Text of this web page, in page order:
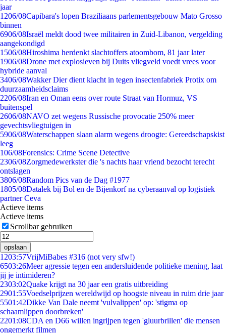
jaar
1206/08Capibara's lopen Braziliaans parlementsgebouw Mato Grosso
binnen
6906/08Israël meldt dood twee militairen in Zuid-Libanon, vergelding
aangekondigd
1506/08Hiroshima herdenkt slachtoffers atoombom, 81 jaar later
1906/08Drone met explosieven bij Duits vliegveld voedt vrees voor
hybride aanval
3406/08Wakker Dier dient klacht in tegen insectenfabriek Protix om
duurzaamheidsclaims
2206/08Iran en Oman eens over route Straat van Hormuz, VS
buitenspel
2606/08NAVO zet wegens Russische provocatie 250% meer
gevechtsvliegtuigen in
5906/08Waterschappen slaan alarm wegens droogte: Gereedschapskist
leeg
106/08Forensics: Crime Scene Detective
2306/08Zorgmedewerkster die 's nachts haar vriend bezocht terecht
ontslagen
3806/08Random Pics van de Dag #1977
1805/08Datalek bij Bol en de Bijenkorf na cyberaanval op logistiek
partner Ceva
Actieve items
Actieve items
Scrollbar gebruiken
opslaan
1203:57VrijMiBabes #316 (not very sfw!)
6503:26Meer agressie tegen een andersluidende politieke mening, laat
jij je intimideren?
2303:02Quake krijgt na 30 jaar een gratis uitbreiding
2901:55Voedselprijzen wereldwijd op hoogste niveau in ruim drie jaar
5501:42Dikke Van Dale neemt 'vulvalippen' op: 'stigma op
schaamlippen doorbreken'
2201:08CDA en D66 willen ingrijpen tegen 'gluurbrillen' die mensen
ongemerkt filmen